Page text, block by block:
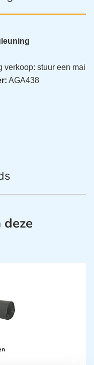
verkoop: stuur een mai
AGA438